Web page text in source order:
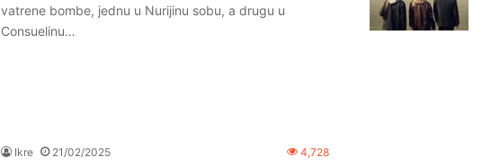
vatrene bombe, jednu u Nurijinu sobu, a drugu u
Consuelinu…
Ikre 21/02/2025 4,728